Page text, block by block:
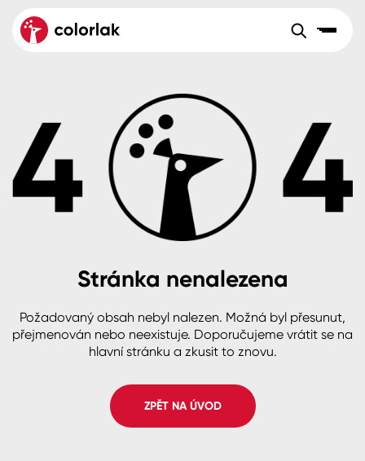
Velkoobchod Sortiment
Aktuality
Reference
O společnosti
B2B +420 800 145 555Po – Pá: 8:00–15:00
Česko
Slovensko Polsko Worldwide
Dřevo
Beton, asfalt, minerální podklady
Plast, sklo, keramika
Stěny
Fasády
Spreje
Colorlak Dekor
Colorlak Profi
Colorlak Pta
Stránka nenalezena
Požadovaný obsah nebyl nalezen. Možná byl přesunut,
přejmenován nebo neexistuje. Doporučujeme vrátit se na
hlavní stránku a zkusit to znovu.
ZPĚT NA ÚVOD